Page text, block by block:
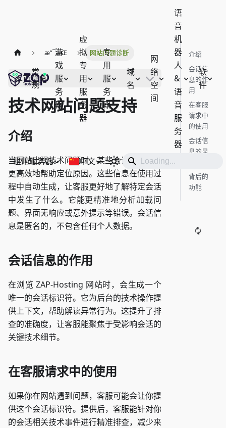
常
规
游
戏
服
务
器
虚
拟
专
用
服
务
器
专
用
服
务
器
域
名
网
络
空
间
语
音
机
器
人
&
语
音
服
务
器
软
件
租用服务器 中文
æ”¯æŒ 网站问题诊断
本页总览
技术网站问题支持
介绍
当网站出现技术问题时，某些会话信息可以
更高效地帮助定位原因。这些信息在使用过
程中自动生成，让客服更好地了解特定会话
中发生了什么。它能更精准地分析加载问
题、界面无响应或意外提示等错误。会话信
息是匿名的，不包含任何个人数据。
会话信息的作用
在浏览 ZAP-Hosting 网站时，会生成一个
唯一的会话标识符。它为后台的技术操作提
供上下文，帮助解读异常行为。这提升了排
查的准确度，让客服能聚焦于受影响会话的
关键技术细节。
在客服请求中的使用
如果你在网站遇到问题，客服可能会让你提
供这个会话标识符。提供后，客服能针对你
的会话相关技术事件进行精准排查，减少来
介绍
会话信
息的作
用
在客服
请求中
的使用
会话信
息的显
背后的
功能